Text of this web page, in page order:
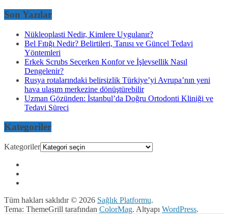
Son Yazılar
Nükleoplasti Nedir, Kimlere Uygulanır?
Bel Fıtığı Nedir? Belirtileri, Tanısı ve Güncel Tedavi
Yöntemleri
Erkek Scrubs Seçerken Konfor ve İşlevsellik Nasıl
Dengelenir?
Rusya rotalarındaki belirsizlik Türkiye’yi Avrupa’nın yeni
hava ulaşım merkezine dönüştürebilir
Uzman Gözünden: İstanbul’da Doğru Ortodonti Kliniği ve
Tedavi Süreci
Kategoriler
Kategoriler
Tüm hakları saklıdır © 2026 Sağlık Platformu.
Tema: ThemeGrill tarafından ColorMag. Altyapı WordPress.